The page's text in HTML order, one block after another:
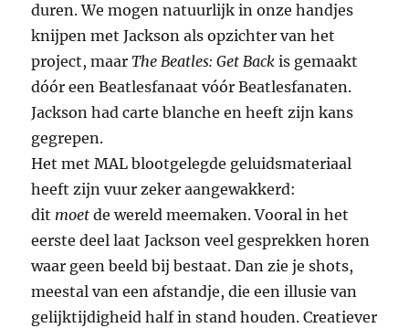
duren. We mogen natuurlijk in onze handjes
knijpen met Jackson als opzichter van het
project, maarThe Beatles: Get Back is gemaakt
dóór een Beatlesfanaat vóór Beatlesfanaten.
Jackson had carte blanche en heeft zijn kans
gegrepen.
Het met MAL blootgelegde geluidsmateriaal
heeft zijn vuur zeker aangewakkerd:
dit moet de wereld meemaken. Vooral in het
eerste deel laat Jackson veel gesprekken horen
waar geen beeld bij bestaat. Dan zie je shots,
meestal van een afstandje, die een illusie van
gelijktijdigheid half in stand houden. Creatiever